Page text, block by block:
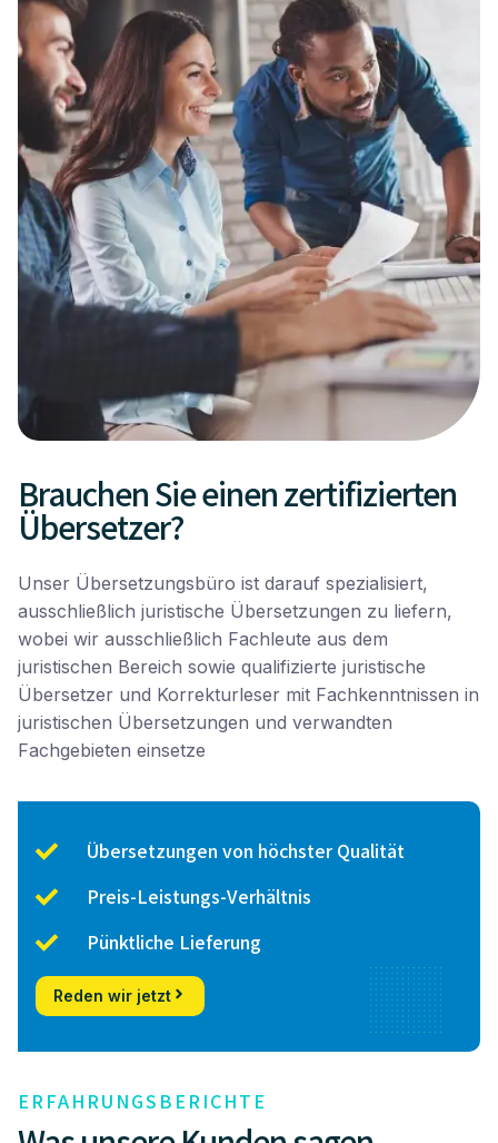
Brauchen Sie einen zertifizierten
Übersetzer?
Unser Übersetzungsbüro ist darauf spezialisiert,
ausschließlich juristische Übersetzungen zu liefern,
wobei wir ausschließlich Fachleute aus dem
juristischen Bereich sowie qualifizierte juristische
Übersetzer und Korrekturleser mit Fachkenntnissen in
juristischen Übersetzungen und verwandten
Fachgebieten einsetze
Übersetzungen von höchster Qualität
Preis-Leistungs-Verhältnis
Pünktliche Lieferung
Reden wir jetzt
ERFAHRUNGSBERICHTE